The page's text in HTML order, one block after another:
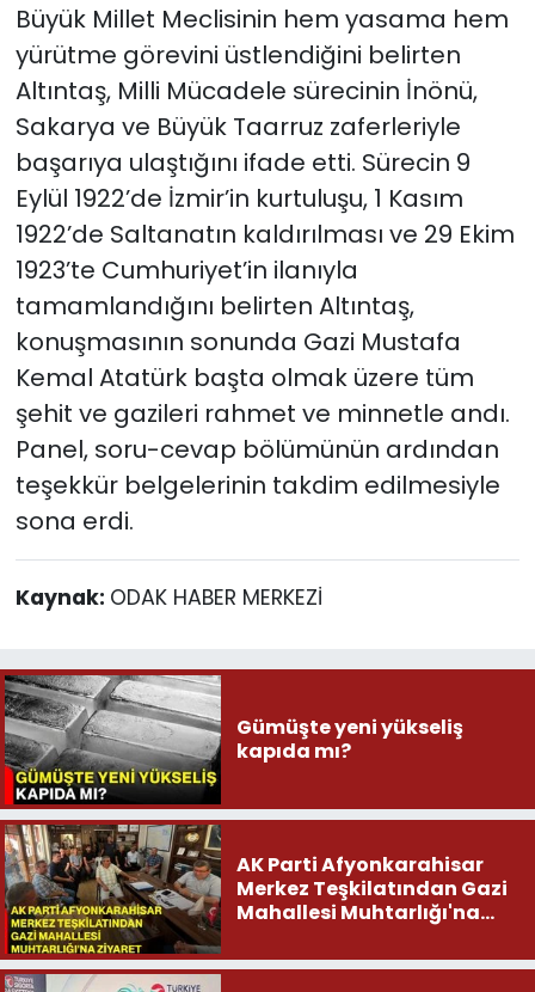
Büyük Millet Meclisinin hem yasama hem
yürütme görevini üstlendiğini belirten
Altıntaş, Milli Mücadele sürecinin İnönü,
Sakarya ve Büyük Taarruz zaferleriyle
başarıya ulaştığını ifade etti. Sürecin 9
Eylül 1922’de İzmir’in kurtuluşu, 1 Kasım
1922’de Saltanatın kaldırılması ve 29 Ekim
1923’te Cumhuriyet’in ilanıyla
tamamlandığını belirten Altıntaş,
konuşmasının sonunda Gazi Mustafa
Kemal Atatürk başta olmak üzere tüm
şehit ve gazileri rahmet ve minnetle andı.
Panel, soru-cevap bölümünün ardından
teşekkür belgelerinin takdim edilmesiyle
sona erdi.
Kaynak: ODAK HABER MERKEZİ
Gümüşte yeni yükseliş
kapıda mı?
AK Parti Afyonkarahisar
Merkez Teşkilatından Gazi
Mahallesi Muhtarlığı'na